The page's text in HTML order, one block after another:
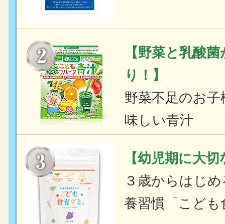
【野菜と乳酸
り！】
野菜不足のお
味しい青汁
【幼児期に大
３歳からはじ
養習慣「こども